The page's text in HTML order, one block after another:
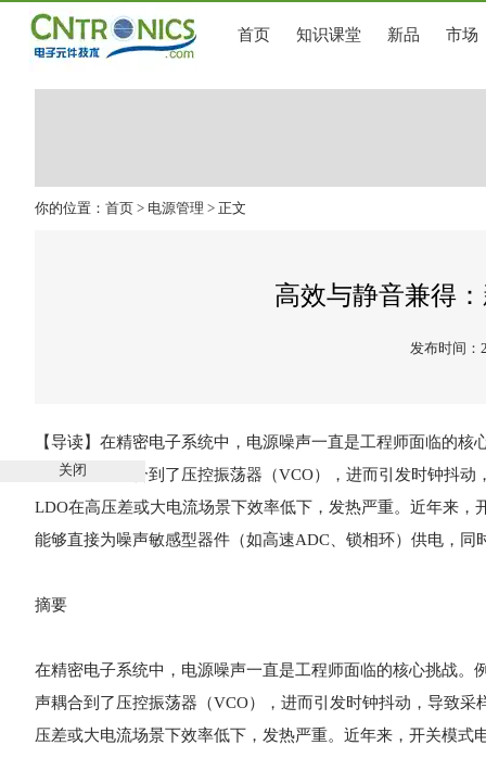
首页 知识课堂 新品 市场
你的位置： 首页 > 电源管理 > 正文
高效与静音兼得
发布时间：
【导读】在精密电子系统中，电源噪声一直是工程师面临的
轨上的噪声耦合到了压控振荡器（VCO），进而引发时钟抖动
LDO在高压差或大电流场景下效率低下，发热严重。近年来，
能够直接为噪声敏感型器件（如高速ADC、锁相环）供电，同
摘要
在精密电子系统中，电源噪声一直是工程师面临的核心挑战
声耦合到了压控振荡器（VCO），进而引发时钟抖动，导致采
压差或大电流场景下效率低下，发热严重。近年来，开关模式
关闭